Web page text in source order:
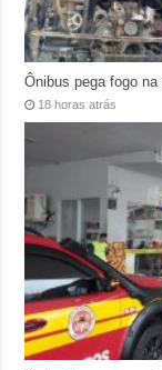
Ônibus pega fogo
18 horas atrás